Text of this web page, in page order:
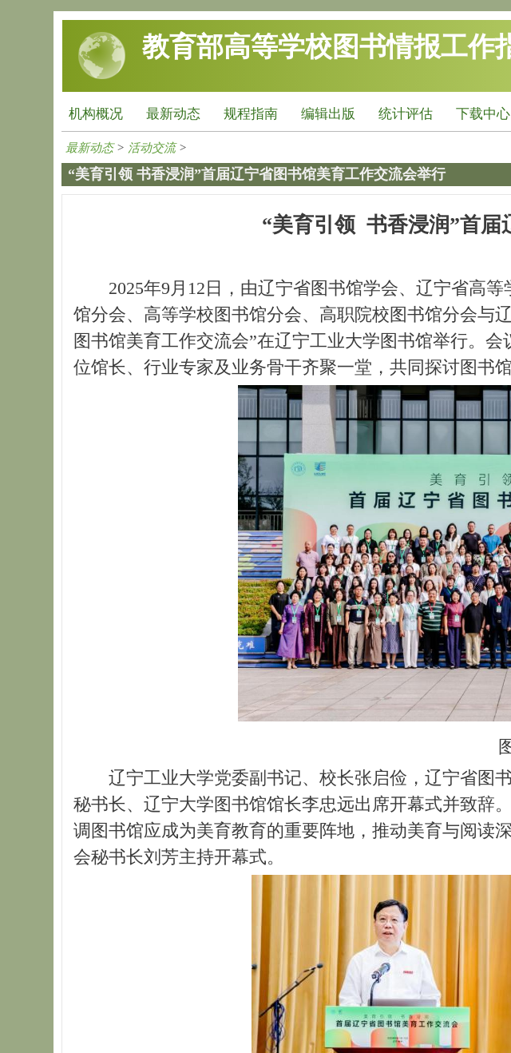
跳转到主要内容
教育部高等学校图书情报工作
机构概况 最新动态 规程指南 编辑出版 统计评估 下载中心
最新动态> 活动交流>
“美育引领 书香浸润”首届辽宁省图书馆美育工作交流会举行
“美育引领 书香浸润”首届
2025年9月12日，由辽宁省图书馆学会、辽宁省高
馆分会、高等学校图书馆分会、高职院校图书馆分会与
图书馆美育工作交流会”在辽宁工业大学图书馆举行。
位馆长、行业专家及业务骨干齐聚一堂，共同探讨图书
辽宁工业大学党委副书记、校长张启俭，辽宁省图
秘书长、辽宁大学图书馆馆长李忠远出席开幕式并致辞
调图书馆应成为美育教育的重要阵地，推动美育与阅读
会秘书长刘芳主持开幕式。